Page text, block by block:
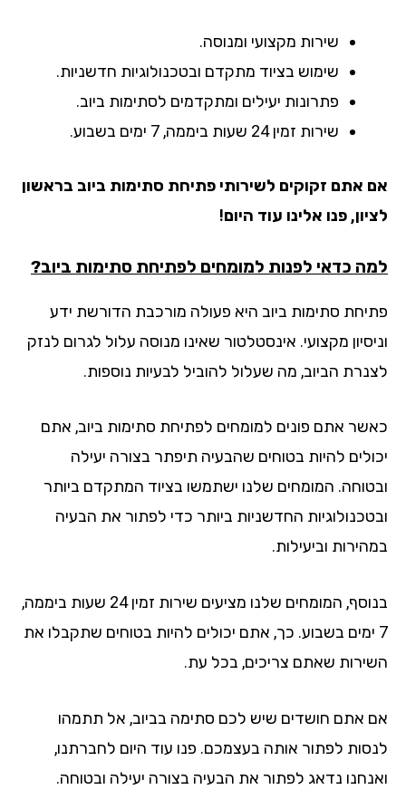
שירות מקצועי ומנוסה.
שימוש בציוד מתקדם ובטכנולוגיות חדשניות.
פתרונות יעילים ומתקדמים לסתימות ביוב.
שירות זמין 24 שעות ביממה, 7 ימים בשבוע.
אתם זקוקים לשירותי פתיחת סתימות ביוב בראשון
פנו אלינו עוד היום!
כדאי לפנות למומחים לפתיחת סתימות ביוב?
סתימות ביוב היא פעולה מורכבת הדורשת ידע
מקצועי. אינסטלטור שאינו מנוסה עלול לגרום לנזק
הביוב, מה שעלול להוביל לבעיות נוספות.
אתם פונים למומחים לפתיחת סתימות ביוב, אתם
להיות בטוחים שהבעיה תיפתר בצורה יעילה
המומחים שלנו ישתמשו בציוד המתקדם ביותר
החדשניות ביותר כדי לפתור את הבעיה
וביעילות.
בנוסף, המומחים שלנו מציעים שירות זמין 24 שעות ביממה,
ימים בשבוע. כך, אתם יכולים להיות בטוחים שתקבלו את
שאתם צריכים, בכל עת.
אתם חושדים שיש לכם סתימה בביוב, אל תתמהו
לפתור אותה בעצמכם. פנו עוד היום לחברתנו,
נדאג לפתור את הבעיה בצורה יעילה ובטוחה.